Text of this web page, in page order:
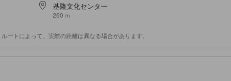
基隆文化センター
260 ｍ
ートによって、実際の距離は異なる場合があります。